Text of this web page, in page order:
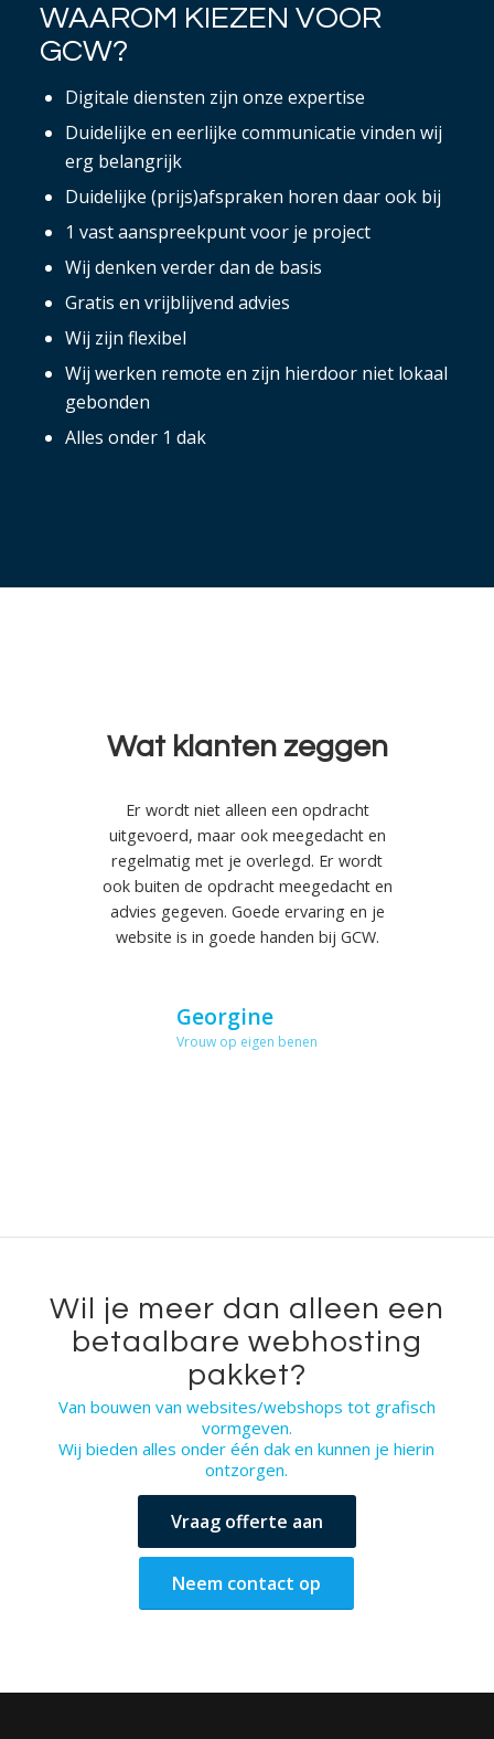
WAAROM KIEZEN VOOR
GCW?
Digitale diensten zijn onze expertise
Duidelijke en eerlijke communicatie vinden wij
erg belangrijk
Duidelijke (prijs)afspraken horen daar ook bij
1 vast aanspreekpunt voor je project
Wij denken verder dan de basis
Gratis en vrijblijvend advies
Wij zijn flexibel
Wij werken remote en zijn hierdoor niet lokaal
gebonden
Alles onder 1 dak
Wat klanten zeggen
Er wordt niet alleen een opdracht
uitgevoerd, maar ook meegedacht en
regelmatig met je overlegd. Er wordt
ook buiten de opdracht meegedacht en
advies gegeven. Goede ervaring en je
website is in goede handen bij GCW.
Georgine
Vrouw op eigen benen
Ik heb sinds een jaar of twee mijn
website laten bouwen door GCW! Zij
zijn vanaf het moment dat zij aan de
slag gaan met de opdracht, heel erg
betrokken bij de site en dat heb ik als
prettig ervaren!!
Ronald
ATC-Thuis Zorg
Wil je meer dan alleen een
betaalbare webhosting
pakket?
Van bouwen van websites/webshops tot grafisch
vormgeven.
Wij bieden alles onder één dak en kunnen je hierin
ontzorgen.
Vraag offerte aan
Neem contact op